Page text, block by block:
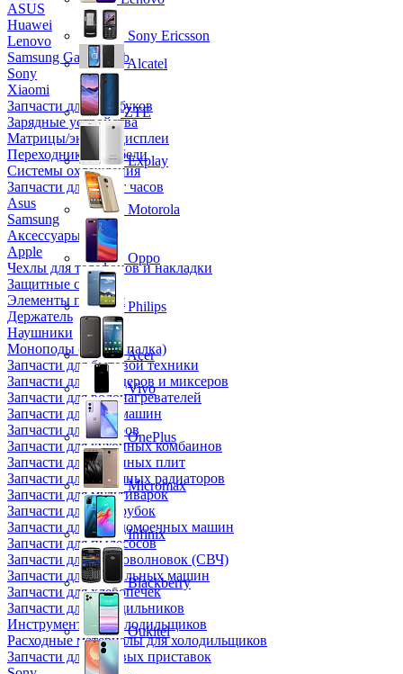
ASUS
Huawei
Lenovo
Samsung Galaxy Tab
Sony
Xiaomi
Запчасти для ноутбуков
Зарядные устройства
Матрицы/экраны/дисплеи
Переходники и кабели
Системы охлаждения
Запчасти для смарт часов
Asus
Samsung
Аксессуары
Apple
Чехлы для телефонов и накладки
Защитные стекла
Элементы питания
Держатель
Наушники
Моноподы (Селфи палка)
Запчасти для бытовой техники
Запчасти для блендеров и миксеров
Запчасти для водонагревателей
Запчасти для кофемашин
Запчасти для кулеров
Запчасти для кухонных комбаинов
Запчасти для кухонных плит
Запчасти для масляных радиаторов
Запчасти для мультиварок
Запчасти для мясорубок
Запчасти для посудомоечных машин
Запчасти для пылесосов
Запчасти для микроволновок (СВЧ)
Запчасти для стиральных машин
Запчасти для хлебопечек
Запчасти для холодильников
Инструмент для холодильщиков
Расходные материалы для холодильщиков
Запчасти для игровых приставок
Sony Ericsson
Alcatel
ZTE
Explay
Motorola
Oppo
Philips
Acer
Vivo
OnePlus
Micromax
Infinix
Blackberry
Oukitel